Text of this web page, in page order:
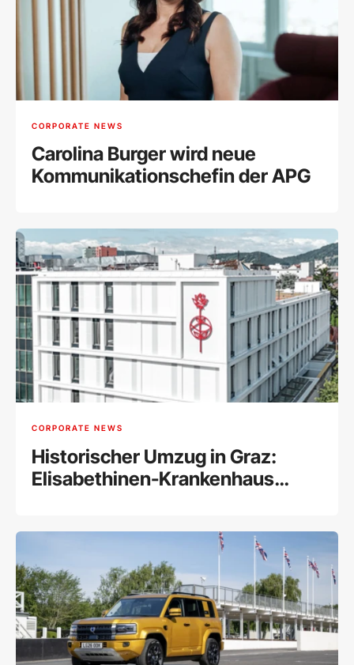
CORPORATE NEWS
Carolina Burger wird neue
Kommunikationschefin der APG
CORPORATE NEWS
Historischer Umzug in Graz:
Elisabethinen-Krankenhaus